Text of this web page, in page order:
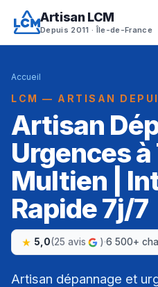
Artisan LCM
Depuis 2011 · Île-de-France
Accueil
LCM — ARTISAN
Artisan
Urgences
Multien |
Rapide 7j/7
5,0(25 avis )·6 500+
Artisan dépannage et